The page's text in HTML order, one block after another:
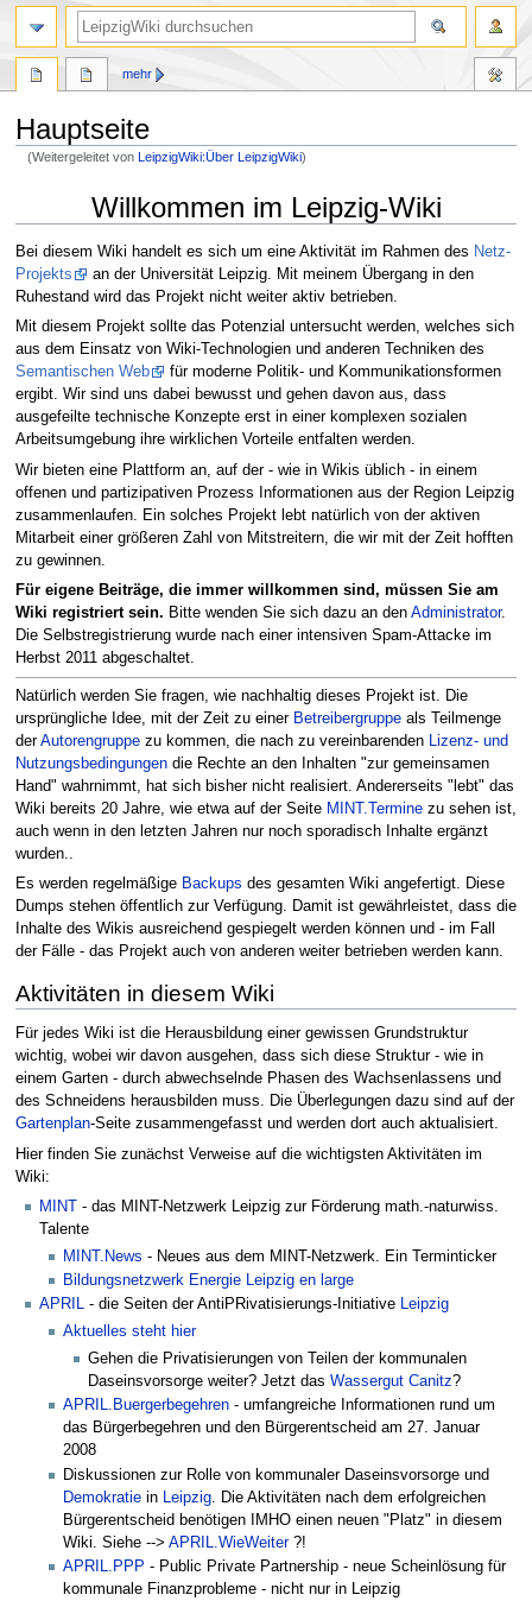
Hauptseite
(Weitergeleitet vonLeipzigWiki:Über LeipzigWiki)
Willkommen im Leipzig-Wiki
Bei diesem Wiki handelt es sich um eine Aktivität im Rahmen des Netz-
Projekts
an der Universität Leipzig. Mit meinem Übergang in den
Ruhestand wird das Projekt nicht weiter aktiv betrieben.
Mit diesem Projekt sollte das Potenzial untersucht werden, welches sich
aus dem Einsatz von Wiki-Technologien und anderen Techniken des
Semantischen Web
für moderne Politik- und Kommunikationsformen
ergibt. Wir sind uns dabei bewusst und gehen davon aus, dass
ausgefeilte technische Konzepte erst in einer komplexen sozialen
Arbeitsumgebung ihre wirklichen Vorteile entfalten werden.
Wir bieten eine Plattform an, auf der - wie in Wikis üblich - in einem
offenen und partizipativen Prozess Informationen aus der Region Leipzig
zusammenlaufen. Ein solches Projekt lebt natürlich von der aktiven
Mitarbeit einer größeren Zahl von Mitstreitern, die wir mit der Zeit hofften
zu gewinnen.
Für eigene Beiträge, die immer willkommen sind, müssen Sie am
Wiki registriert sein. Bitte wenden Sie sich dazu an den Administrator.
Die Selbstregistrierung wurde nach einer intensiven Spam-Attacke im
Herbst 2011 abgeschaltet.
Natürlich werden Sie fragen, wie nachhaltig dieses Projekt ist. Die
ursprüngliche Idee, mit der Zeit zu einer Betreibergruppeals Teilmenge
derAutorengruppezu kommen, die nach zu vereinbarenden
Lizenz- und
Nutzungsbedingungendie Rechte an den Inhalten "zur gemeinsamen
Hand" wahrnimmt, hat sich bisher nicht realisiert. Andererseits "lebt" das
Wiki bereits 20 Jahre, wie etwa auf der Seite MINT.Terminezu sehen ist,
auch wenn in den letzten Jahren nur noch sporadisch Inhalte ergänzt
wurden..
Es werden regelmäßige Backups des gesamten Wiki angefertigt. Diese
Dumps stehen öffentlich zur Verfügung. Damit ist gewährleistet, dass die
Inhalte des Wikis ausreichend gespiegelt werden können und - im Fall
der Fälle - das Projekt auch von anderen weiter betrieben werden kann.
Aktivitäten in diesem Wiki
Für jedes Wiki ist die Herausbildung einer gewissen Grundstruktur
wichtig, wobei wir davon ausgehen, dass sich diese Struktur - wie in
einem Garten - durch abwechselnde Phasen des Wachsenlassens und
des Schneidens herausbilden muss. Die Überlegungen dazu sind auf der
Gartenplan-Seite zusammengefasst und werden dort auch aktualisiert.
Hier finden Sie zunächst Verweise auf die wichtigsten Aktivitäten im
Wiki:
MINT
- das MINT-Netzwerk Leipzig zur Förderung math.-naturwiss.
Talente
MINT.News - Neues aus dem MINT-Netzwerk. Ein Terminticker
Bildungsnetzwerk Energie Leipzig en large
APRIL - die Seiten der AntiPRivatisierungs-Initiative Leipzig
Aktuelles steht hier
Gehen die Privatisierungen von Teilen der kommunalen
Daseinsvorsorge weiter? Jetzt das Wassergut Canitz?
APRIL.Buergerbegehren - umfangreiche Informationen rund um
das Bürgerbegehren und den Bürgerentscheid am 27. Januar
2008
Diskussionen zur Rolle von kommunaler Daseinsvorsorge und
Demokratie in Leipzig . Die Aktivitäten nach dem erfolgreichen
Bürgerentscheid benötigen IMHO einen neuen "Platz" in diesem
Wiki. Siehe -->APRIL.WieWeiter?!
APRIL.PPP - Public Private Partnership - neue Scheinlösung für
kommunale Finanzprobleme - nicht nur in Leipzig
mehr